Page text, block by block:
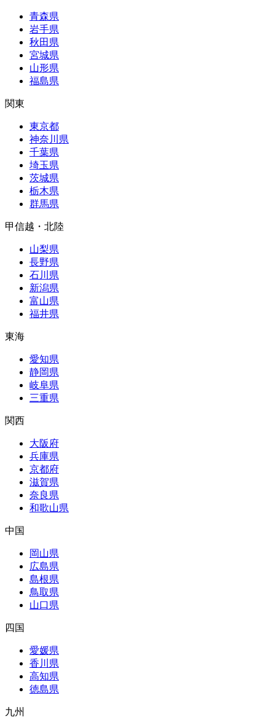
青森県
岩手県
秋田県
宮城県
山形県
福島県
関東
東京都
神奈川県
千葉県
埼玉県
茨城県
栃木県
群馬県
甲信越・北陸
山梨県
長野県
石川県
新潟県
富山県
福井県
東海
愛知県
静岡県
岐阜県
三重県
関西
大阪府
兵庫県
京都府
滋賀県
奈良県
和歌山県
中国
岡山県
広島県
島根県
鳥取県
山口県
四国
愛媛県
香川県
高知県
徳島県
九州